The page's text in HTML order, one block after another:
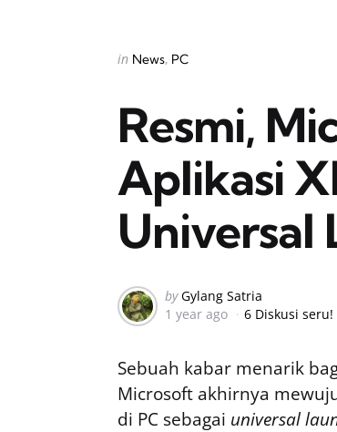
Categories
Posted
in News PC
Resmi,
Aplikasi
Universal
Posted
by
by Gylang Satria
1 year ago
6 Diskusi seru!
Sebuah kabar menarik
Microsoft akhirnya
di PC sebagai universal